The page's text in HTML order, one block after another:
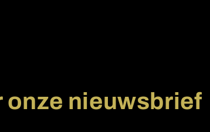
onze nieuwsbrief